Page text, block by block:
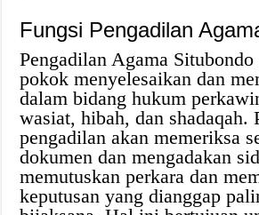
Fungsi Pengadilan
Pengadilan Agama
pokok menyelesaikan dan
dalam bidang hukum
wasiat, hibah, dan shadaqah.
pengadilan akan memeriksa
dokumen dan mengadakan
memutuskan perkara dan
keputusan yang dianggap